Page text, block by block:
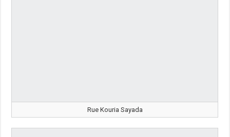
Rue Kouria Sayada